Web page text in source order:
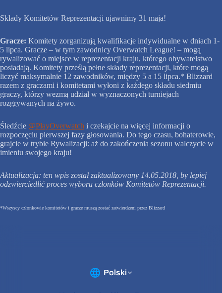
Składy Komitetów Reprezentacji ujawnimy 31 maja!
Gracze: Komitety zorganizują kwalifikacje indywidualne w dniach 1-
5 lipca. Gracze – w tym zawodnicy Overwatch League! – mogą
rywalizować o miejsce w reprezentacji kraju, którego obywatelstwo
posiadają. Komitety prześlą pełne składy reprezentacji, które mogą
liczyć maksymalnie 12 zawodników, między 5 a 15 lipca.* Blizzard
razem z graczami i komitetami wyłoni z każdego składu siedmiu
graczy, którzy wezmą udział w wyznaczonych turniejach
rozgrywanych na żywo.
Śledźcie @PlayOverwatch i czekajcie na więcej informacji o
rozpoczęciu pierwszej fazy głosowania. Do tego czasu, bohaterowie,
grajcie w trybie Rywalizacji: aż do zakończenia sezonu walczycie w
imieniu swojego kraju!
Aktualizacja: ten wpis został zaktualizowany 14.05.2018, by lepiej
odzwierciedlić proces wyboru członków Komitetów Reprezentacji.
*Wszyscy członkowie komitetów i gracze muszą zostać zatwierdzeni przez Blizzard